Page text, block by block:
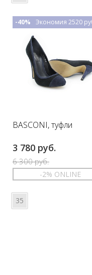
BASCONI, туфли
3 780 руб.
6 300 руб.
-40% Экономия 2520
-2% ONLINE
35